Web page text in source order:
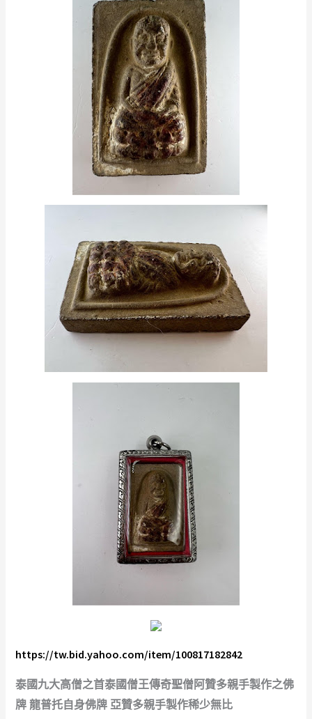
https://tw.bid.yahoo.com/item/100817182842
泰國九大高僧之首泰國僧王傳奇聖僧阿贊多親手製作之佛
牌 龍普托自身佛牌 亞贊多親手製作稀少無比